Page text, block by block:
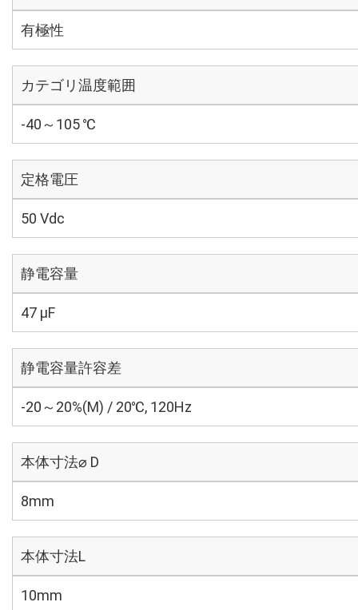
有極性
カテゴリ温度範囲
-40～105 ℃
定格電圧
50 Vdc
静電容量
47 µF
静電容量許容差
-20～20%(M) / 20℃, 120Hz
本体寸法⌀ D
8mm
本体寸法L
10mm